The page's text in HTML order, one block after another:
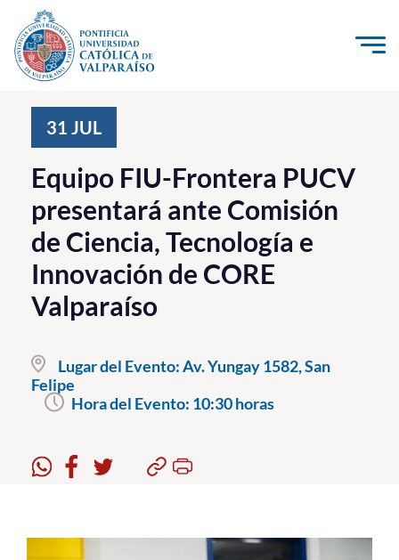
Click acá para ir directamente al contenido
Investigación, Creación e Innovación
PUCV Internacional
Vinculación con el Medio
Admisión
Pregrado
Postgrado
Formación Continua
Académicos
31 JUL
Equipo FIU-Frontera PUCV
presentará ante Comisión
de Ciencia, Tecnología e
Innovación de CORE
Valparaíso
Lugar del Evento:Av. Yungay 1582, San
Felipe
Hora del Evento: 10:30 horas